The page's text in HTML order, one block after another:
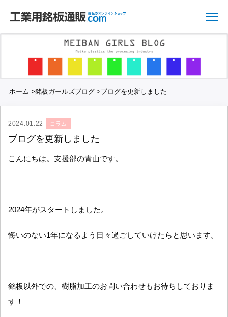
ホーム >銘板ガールズブログ>ブログを更新しました
2024.01.22 コラム
ブログを更新しました
こんにちは。支援部の青山です。
2024年がスタートしました。
悔いのない1年になるよう日々過ごしていけたらと思います。
銘板以外での、樹脂加工のお問い合わせもお待ちしておりま
す！